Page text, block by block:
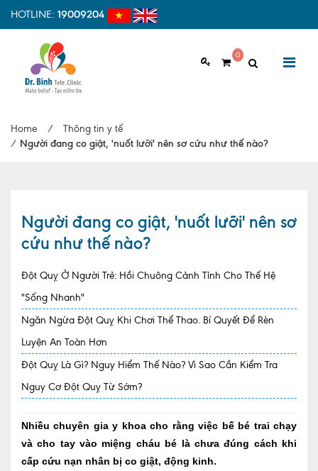
HOTLINE: 19009204
0
TRANG CHỦ
Giới thiệu chung
Đội ngũ y bác sĩ
Quy trình khám bệnh tại Dr. Binh
TIN TỨC
Thông tin y tế
Home /
Thông tin y tế
/ Người đang co giật, 'nuốt lưỡi' nên sơ cứu như thế nào?
Người đang co giật, 'nuốt lưỡi' nên sơ
cứu như thế nào?
Đột Quỵ Ở Người Trẻ: Hồi Chuông Cảnh Tỉnh Cho Thế Hệ
"Sống Nhanh"
Ngăn Ngừa Đột Quỵ Khi Chơi Thể Thao. Bí Quyết Để Rèn
Luyện An Toàn Hơn
Đột Quỵ Là Gì? Nguy Hiểm Thế Nào? Vì Sao Cần Kiểm Tra
Nguy Cơ Đột Quỵ Từ Sớm?
Nhiều chuyên gia y khoa cho rằng việc bế bé trai chạy
và cho tay vào miệng cháu bé là chưa đúng cách khi
cấp cứu nạn nhân bị co giật, động kinh.